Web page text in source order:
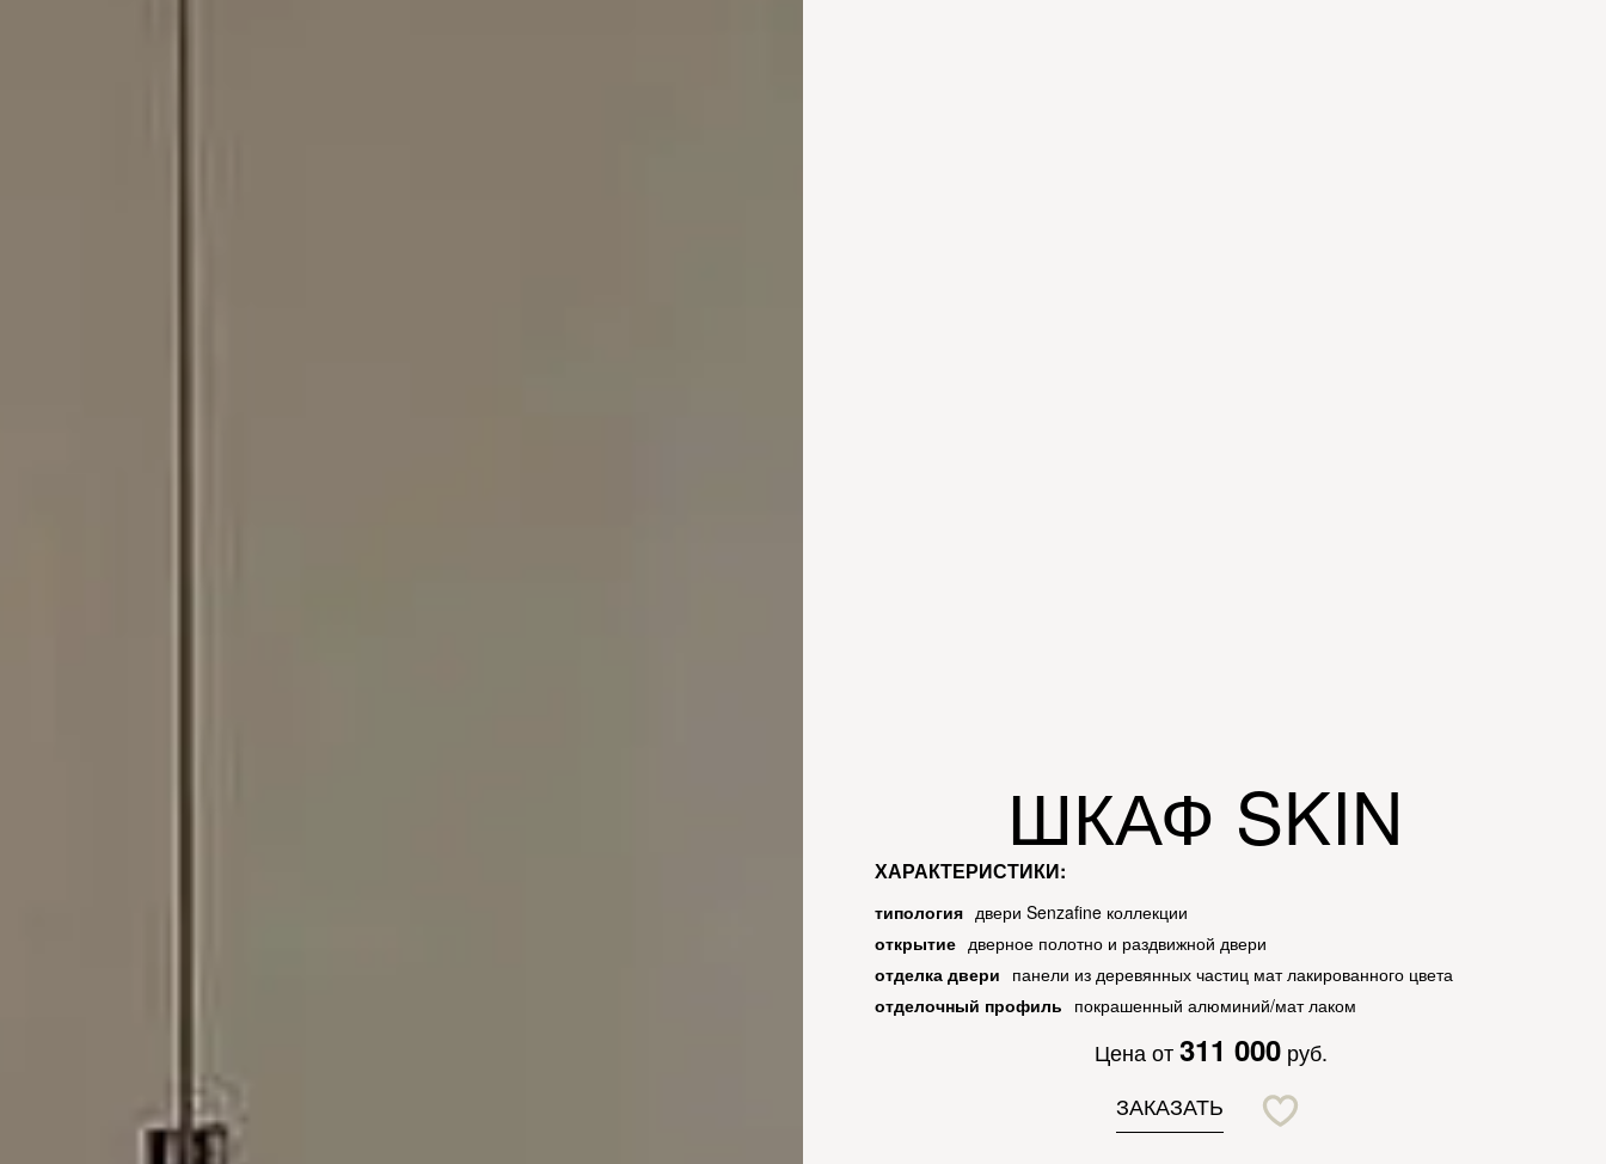
ШКАФ SKIN
ХАРАКТЕРИСТИКИ:
типология двери Senzafine коллекции
открытие дверное полотно и раздвижной двери
отделка двери панели из деревянных частиц мат лакированного цвета
отделочный профиль покрашенный алюминий/мат лаком
Цена от 311 000 руб.
ЗАКАЗАТЬ